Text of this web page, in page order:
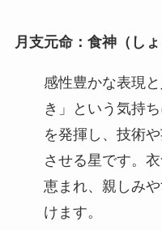
月支元命：食神（しょ
感性豊かな表現
き」という気持
を発揮し、技術
させる星です。
恵まれ、親しみ
けます。